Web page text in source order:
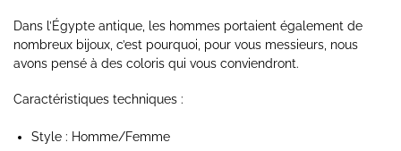
Dans l’Égypte antique, les hommes portaient également de
nombreux bijoux, c’est pourquoi, pour vous messieurs, nous
avons pensé à des coloris qui vous conviendront.
Caractéristiques techniques :
Style : Homme/Femme